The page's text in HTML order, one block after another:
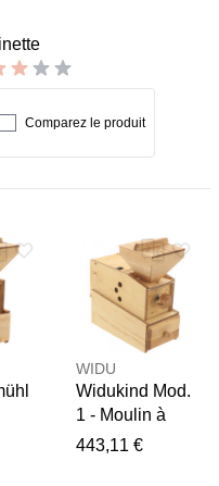
Comparez le produit
WIDU
Widukind Mod.
1 - Moulin à
farine en bois
443,11 €